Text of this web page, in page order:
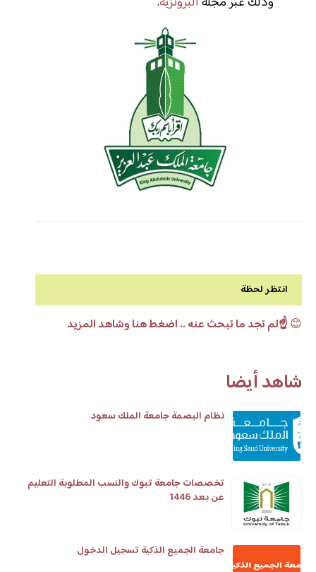
انتظر لحظة
😊☝️لم تجد ما تبحث عنه .. اضغط هنا وشاهد المزيد
شاهد أيضا
نظام البصمة جامعة الملك سعود
تخصصات جامعة تبوك والنسب المطلوبة التعليم
عن بعد 1446
جامعة الجميع الذكية تسجيل الدخول